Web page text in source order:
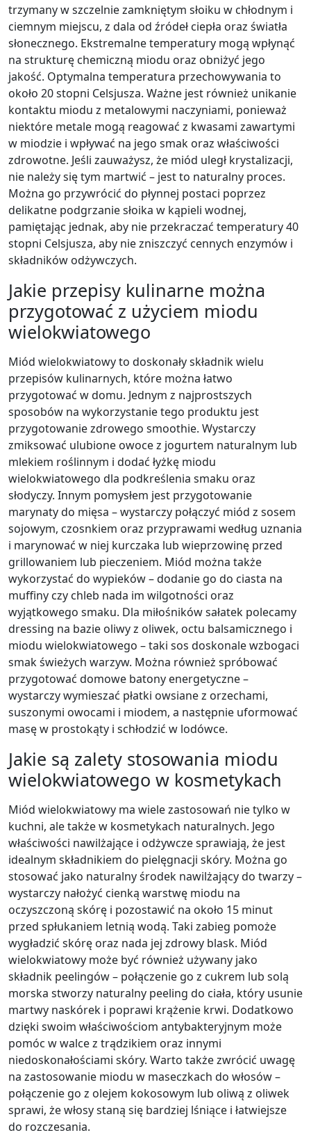
trzymany w szczelnie zamkniętym słoiku w chłodnym i
ciemnym miejscu, z dala od źródeł ciepła oraz światła
słonecznego. Ekstremalne temperatury mogą wpłynąć
na strukturę chemiczną miodu oraz obniżyć jego
jakość. Optymalna temperatura przechowywania to
około 20 stopni Celsjusza. Ważne jest również unikanie
kontaktu miodu z metalowymi naczyniami, ponieważ
niektóre metale mogą reagować z kwasami zawartymi
w miodzie i wpływać na jego smak oraz właściwości
zdrowotne. Jeśli zauważysz, że miód uległ krystalizacji,
nie należy się tym martwić – jest to naturalny proces.
Można go przywrócić do płynnej postaci poprzez
delikatne podgrzanie słoika w kąpieli wodnej,
pamiętając jednak, aby nie przekraczać temperatury 40
stopni Celsjusza, aby nie zniszczyć cennych enzymów i
składników odżywczych.
Jakie przepisy kulinarne można
przygotować z użyciem miodu
wielokwiatowego
Miód wielokwiatowy to doskonały składnik wielu
przepisów kulinarnych, które można łatwo
przygotować w domu. Jednym z najprostszych
sposobów na wykorzystanie tego produktu jest
przygotowanie zdrowego smoothie. Wystarczy
zmiksować ulubione owoce z jogurtem naturalnym lub
mlekiem roślinnym i dodać łyżkę miodu
wielokwiatowego dla podkreślenia smaku oraz
słodyczy. Innym pomysłem jest przygotowanie
marynaty do mięsa – wystarczy połączyć miód z sosem
sojowym, czosnkiem oraz przyprawami według uznania
i marynować w niej kurczaka lub wieprzowinę przed
grillowaniem lub pieczeniem. Miód można także
wykorzystać do wypieków – dodanie go do ciasta na
muffiny czy chleb nada im wilgotności oraz
wyjątkowego smaku. Dla miłośników sałatek polecamy
dressing na bazie oliwy z oliwek, octu balsamicznego i
miodu wielokwiatowego – taki sos doskonale wzbogaci
smak świeżych warzyw. Można również spróbować
przygotować domowe batony energetyczne –
wystarczy wymieszać płatki owsiane z orzechami,
suszonymi owocami i miodem, a następnie uformować
masę w prostokąty i schłodzić w lodówce.
Jakie są zalety stosowania miodu
wielokwiatowego w kosmetykach
Miód wielokwiatowy ma wiele zastosowań nie tylko w
kuchni, ale także w kosmetykach naturalnych. Jego
właściwości nawilżające i odżywcze sprawiają, że jest
idealnym składnikiem do pielęgnacji skóry. Można go
stosować jako naturalny środek nawilżający do twarzy –
wystarczy nałożyć cienką warstwę miodu na
oczyszczoną skórę i pozostawić na około 15 minut
przed spłukaniem letnią wodą. Taki zabieg pomoże
wygładzić skórę oraz nada jej zdrowy blask. Miód
wielokwiatowy może być również używany jako
składnik peelingów – połączenie go z cukrem lub solą
morska stworzy naturalny peeling do ciała, który usunie
martwy naskórek i poprawi krążenie krwi. Dodatkowo
dzięki swoim właściwościom antybakteryjnym może
pomóc w walce z trądzikiem oraz innymi
niedoskonałościami skóry. Warto także zwrócić uwagę
na zastosowanie miodu w maseczkach do włosów –
połączenie go z olejem kokosowym lub oliwą z oliwek
sprawi, że włosy staną się bardziej lśniące i łatwiejsze
do rozczesania.